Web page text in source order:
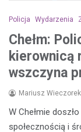
Policja Wydarzenia
Chełm:
kierownicą
wszczyna
Mariusz Wieczorek
W Chełmie
społecznością i